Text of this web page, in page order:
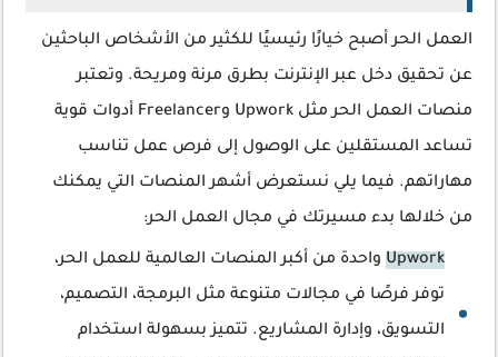
العمل الحر أصبح خيارًا رئيسيًا للكثير من الأشخاص الباحثين
عن تحقيق دخل عبر الإنترنت بطرق مرنة ومريحة. وتعتبر
منصات العمل الحر مثل Upwork وFreelancer أدوات قوية
تساعد المستقلين على الوصول إلى فرص عمل تناسب
مهاراتهم. فيما يلي نستعرض أشهر المنصات التي يمكنك
من خلالها بدء مسيرتك في مجال العمل الحر:
Upwork واحدة من أكبر المنصات العالمية للعمل الحر،
توفر فرصًا في مجالات متنوعة مثل البرمجة، التصميم،
التسويق، وإدارة المشاريع. تتميز بسهولة استخدام